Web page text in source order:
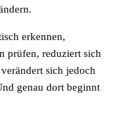
erkennen,
prüfen, reduziert sich
sich jedoch
genau dort beginnt